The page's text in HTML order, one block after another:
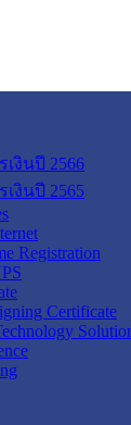
งินปี 2566
งินปี 2565
Registration
Certificate